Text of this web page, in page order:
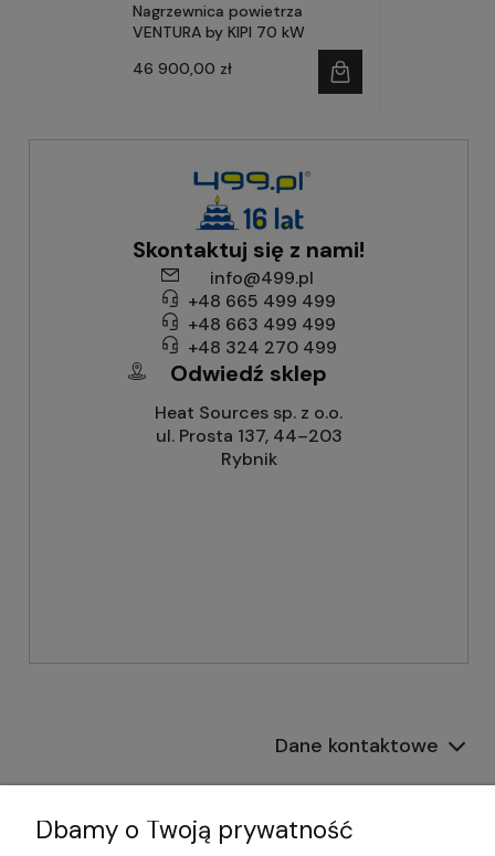
Nagrzewnica powietrza
VENTURA by KIPI 70 kW
46 900,00 zł
Skontaktuj się z nami!
info@499.pl
+48 665 499 499
+48 663 499 499
+48 324 270 499
Odwiedź sklep
Heat Sources sp. z o.o.
ul. Prosta 137, 44–203
Rybnik
Dane kontaktowe
Informacje
Płatności i dostawa
Dbamy o Twoją prywatność